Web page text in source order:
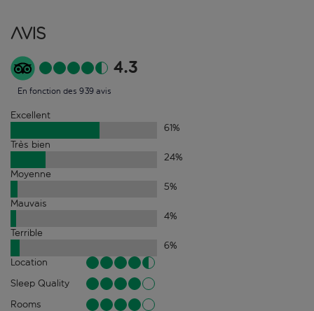
Avis
4.3
En fonction des 939 avis
Excellent
61%
Très bien
24%
Moyenne
5%
Mauvais
4%
Terrible
6%
Location
Sleep Quality
Rooms